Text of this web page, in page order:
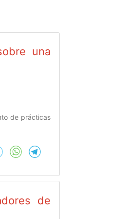
una
de prácticas
de